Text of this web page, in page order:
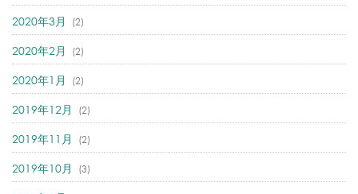
2020年3月 (2)
2020年2月 (2)
2020年1月 (2)
2019年12月 (2)
2019年11月 (2)
2019年10月 (3)